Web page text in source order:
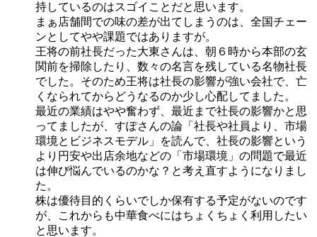
持しているのはスゴイことだと思います。
まぁ店舗間での味の差が出てしまうのは、全国チェー
ンとしてやや課題ではありますが。
王将の前社長だった大東さんは、朝６時から本部の玄
関前を掃除したり、数々の名言を残している名物社長
でした。そのため王将は社長の影響が強い会社で、亡
くなられてからどうなるのか少し心配してました。
最近の業績はやや奮わず、最近まで社長の影響かと思
ってましたが、すぽさんの論「社長や社員より、市場
環境とビジネスモデル」を読んで、社長の影響という
より円安や出店余地などの「市場環境」の問題で最近
は伸び悩んでいるのかな？と考え直すようになりまし
た。
株は優待目的くらいでしか保有する予定がないのです
が、これからも中華食べにはちょくちょく利用したい
と思います。